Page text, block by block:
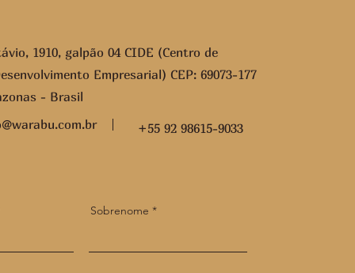
1910, galpão 04 CIDE (Centro de
Empresarial) CEP: 69073-177
- Brasil
+55 92 98615-9033
Sobrenome